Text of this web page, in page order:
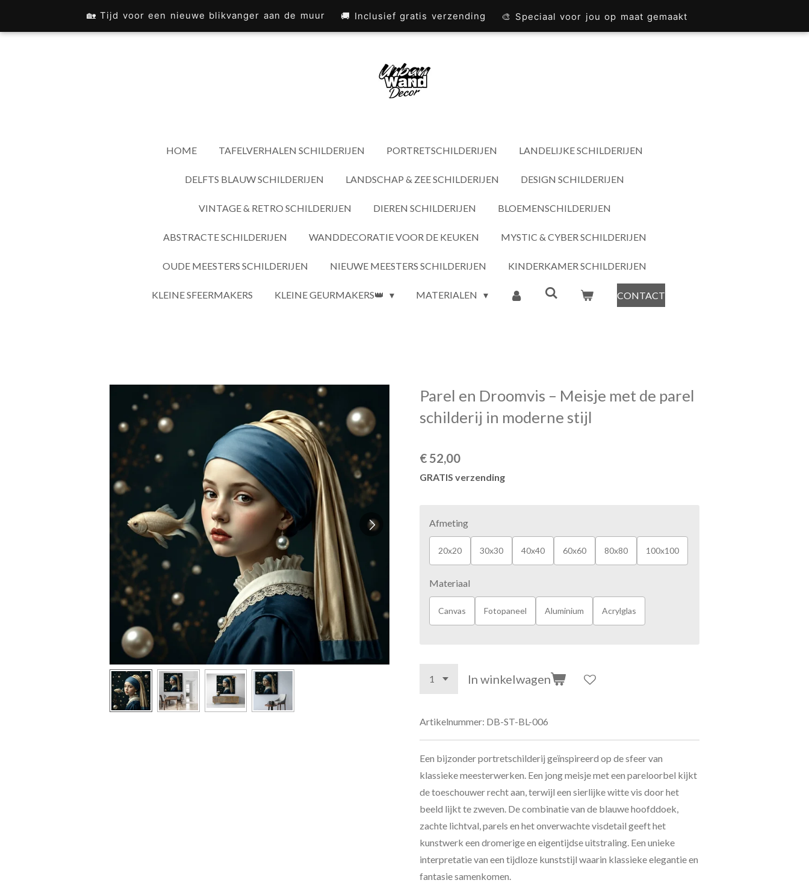
🏡 Tijd voor een nieuwe blikvanger aan de muur 🚚 Inclusief gratis verzending 🎨 Speciaal voor jou op maat gemaakt
direct
HOME TAFELVERHALEN SCHILDERIJEN PORTRETSCHILDERIJEN LANDELIJKE SCHILDERIJEN
DELFTS BLAUW SCHILDERIJEN LANDSCHAP & ZEE SCHILDERIJEN DESIGN SCHILDERIJEN
VINTAGE & RETRO SCHILDERIJEN DIEREN SCHILDERIJEN BLOEMENSCHILDERIJEN
ABSTRACTE SCHILDERIJEN WANDDECORATIE VOOR DE KEUKEN MYSTIC & CYBER SCHILDERIJEN
OUDE MEESTERS SCHILDERIJEN NIEUWE MEESTERS SCHILDERIJEN KINDERKAMER SCHILDERIJEN
KLEINE SFEERMAKERS KLEINE GEURMAKERS👑 MATERIALEN CONTACT
Parel en Droomvis – Meisje met de parel
schilderij in moderne stijl
€ 52,00
GRATIS verzending
Afmeting
20x20 30x30 40x40 60x60 80x80 100x100
Materiaal
Canvas Fotopaneel Aluminium Acrylglas
In winkelwagen
Artikelnummer: DB-ST-BL-006
Een bijzonder portretschilderij geïnspireerd op de sfeer van
klassieke meesterwerken. Een jong meisje met een pareloorbel kijkt
de toeschouwer recht aan, terwijl een sierlijke witte vis door het
beeld lijkt te zweven. De combinatie van de blauwe hoofddoek,
zachte lichtval, parels en het onverwachte visdetail geeft het
kunstwerk een dromerige en eigentijdse uitstraling. Een unieke
interpretatie van een tijdloze kunststijl waarin klassieke elegantie en
fantasie samenkomen.